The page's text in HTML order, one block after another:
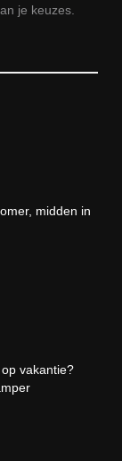
je keuzes.
midden in
vakantie?